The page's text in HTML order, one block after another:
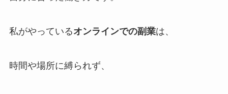
私がやっているオンラインでの副業は、
時間や場所に縛られず、